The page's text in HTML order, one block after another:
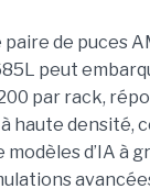
paire de puces
peut
par rack,
haute densité,
modèles d’IA à